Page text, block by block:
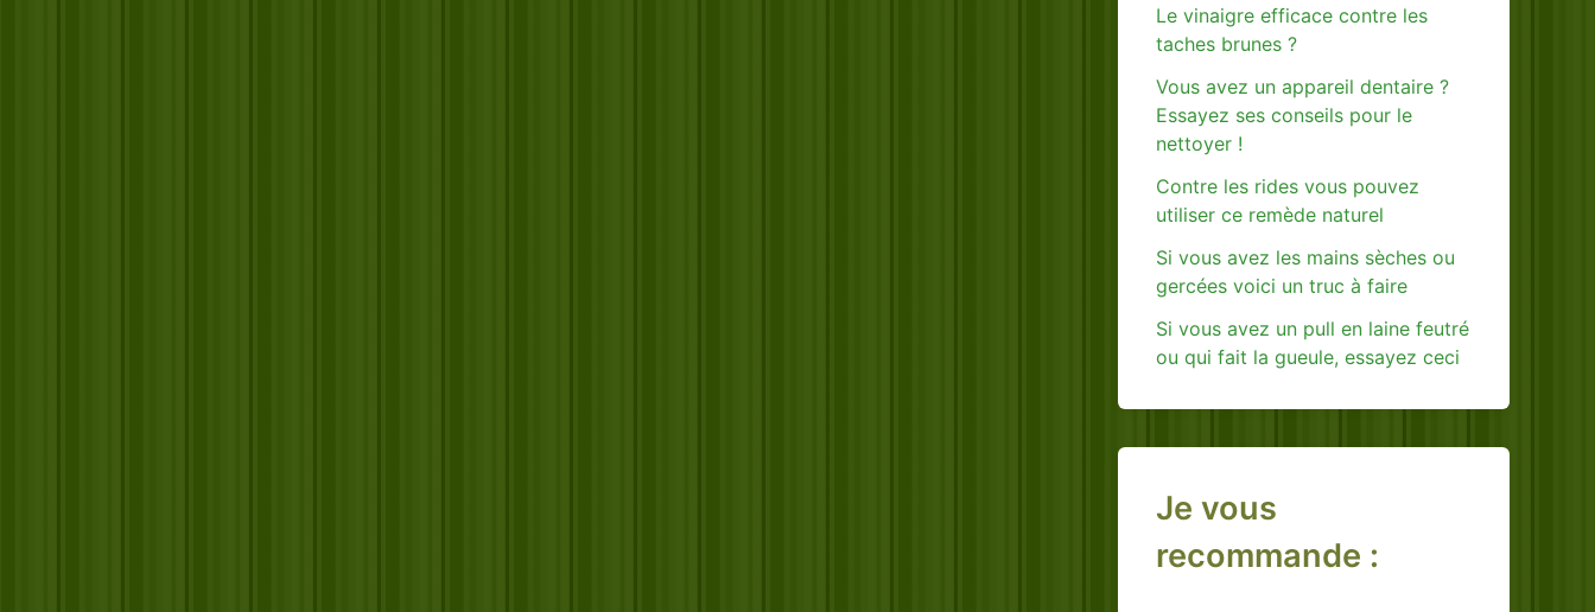
Le vinaigre efficace contre les
taches brunes ?
Vous avez un appareil dentaire ?
Essayez ses conseils pour le
nettoyer !
Contre les rides vous pouvez
utiliser ce remède naturel
Si vous avez les mains sèches ou
gercées voici un truc à faire
Si vous avez un pull en laine feutré
ou qui fait la gueule, essayez ceci
Je vous
recommande :